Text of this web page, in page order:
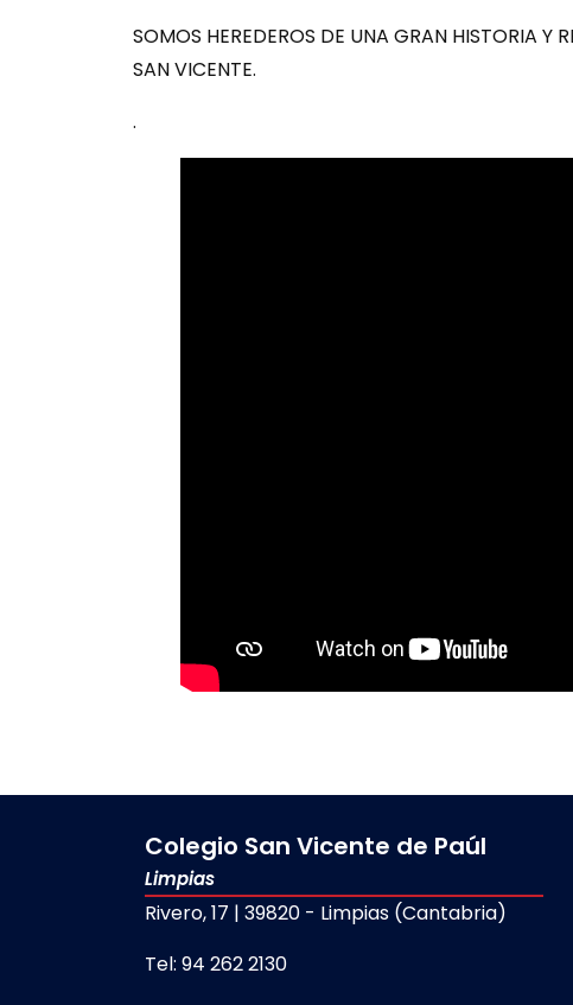
SOMOS HEREDEROS DE UNA GRAN HISTORIA Y
SANVICENTE.
.
Colegio San Vicente de Paúl
Limpias
Rivero, 17 | 39820 - Limpias (Cantabria)
Tel: 94 262 2130